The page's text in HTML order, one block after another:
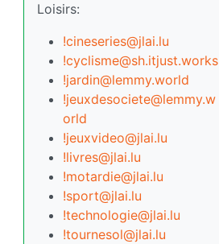
Loisirs:
!cineseries@jlai.lu
!cyclisme@sh.itjust.works
!jardin@lemmy.world
!jeuxdesociete@lemmy.w
orld
!jeuxvideo@jlai.lu
!livres@jlai.lu
!motardie@jlai.lu
!sport@jlai.lu
!technologie@jlai.lu
!tournesol@jlai.lu